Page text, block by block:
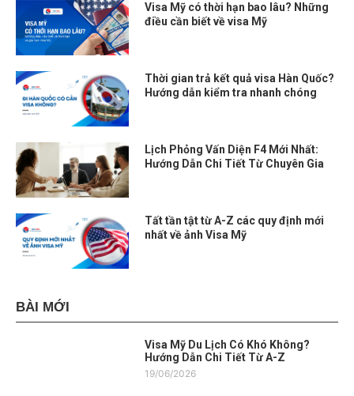
Visa Mỹ có thời hạn bao lâu? Những
điều cần biết về visa Mỹ
Thời gian trả kết quả visa Hàn Quốc?
Hướng dẫn kiểm tra nhanh chóng
Lịch Phỏng Vấn Diện F4 Mới Nhất:
Hướng Dẫn Chi Tiết Từ Chuyên Gia
Tất tần tật từ A-Z các quy định mới
nhất về ảnh Visa Mỹ
BÀI MỚI
Visa Mỹ Du Lịch Có Khó Không?
Hướng Dẫn Chi Tiết Từ A-Z
19/06/2026